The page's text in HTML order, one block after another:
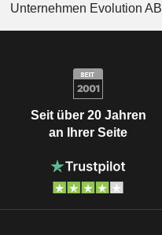
Unternehmen Evolution AB
Seit über 20 Jahren
an Ihrer Seite